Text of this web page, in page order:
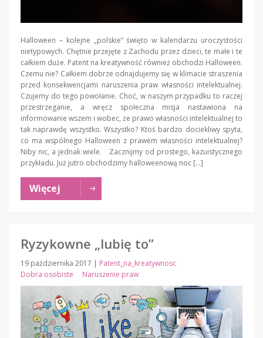
Halloween – kolejne „polskie” święto w kalendarzu uroczystości
nietypowych. Chętnie przejęte z Zachodu przez dzieci, te małe i te
całkiem duże. Patent na kreatywność również obchodzi Halloween.
Czemu nie? Całkiem dobrze odnajdujemy się w klimacie straszenia
przed konsekwencjami naruszenia praw własności intelektualnej.
Czujemy do tego powołanie. Choć, w naszym przypadku to raczej
przestrzeganie, a wręcz społeczna misja nastawiona na
informowanie wszem i wobec, że prawo własności intelektualnej to
tak naprawdę wszystko. Wszystko? Ktoś bardzo dociekliwy spyta,
co ma wspólnego Halloween z prawem własności intelektualnej?
Niby nic, a jednak wiele. Zacznijmy od prostego, kazuistycznego
przykładu. Już jutro obchodzimy halloweenową noc […]
Więcej
Ryzykowne „lubię to”
19 października 2017 | Patent_na_kreatywnosc
Dobra osobiste
Naruszenie praw